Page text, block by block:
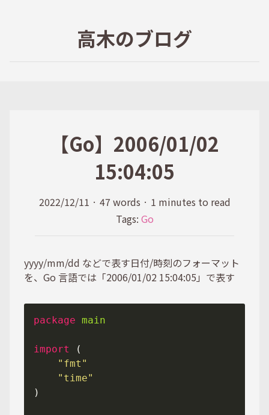
高木のブログ
【Go】2006/01/02
15:04:05
2022/12/11 · 47 words · 1 minutes to read
Tags: Go
yyyy/mm/dd などで表す日付/時刻のフォーマット
を、Go 言語では「2006/01/02 15:04:05」で表す
package main
import
"fmt"
"time"